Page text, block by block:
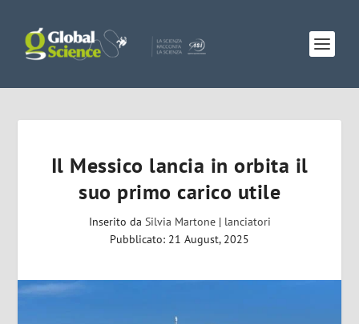
Il Messico lancia in orbita il
suo primo carico utile
Inserito da Silvia Martone| lanciatori
Pubblicato: 21 August, 2025